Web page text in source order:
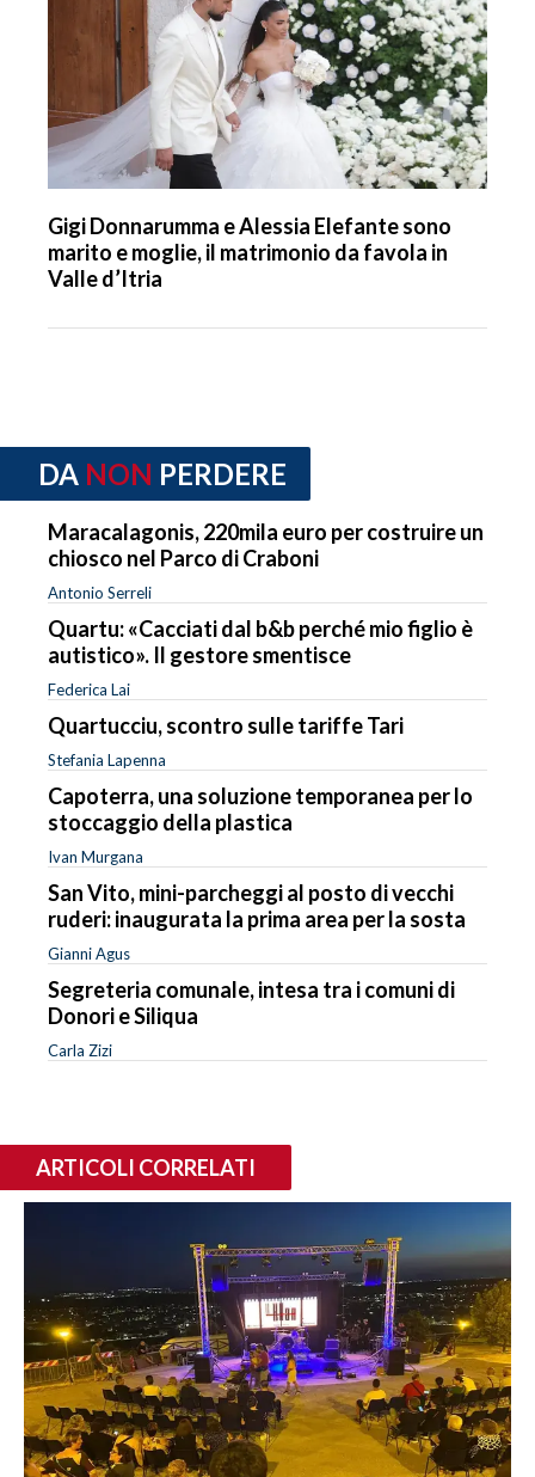
Gigi Donnarumma e Alessia Elefante sono
marito e moglie, il matrimonio da favola in
Valle d’Itria
DA NON PERDERE
Maracalagonis, 220mila euro per costruire un
chiosco nel Parco di Craboni
Antonio Serreli
Quartu: «Cacciati dal b&b perché mio figlio è
autistico». Il gestore smentisce
Federica Lai
Quartucciu, scontro sulle tariffe Tari
Stefania Lapenna
Capoterra, una soluzione temporanea per lo
stoccaggio della plastica
Ivan Murgana
San Vito, mini-parcheggi al posto di vecchi
ruderi: inaugurata la prima area per la sosta
Gianni Agus
Segreteria comunale, intesa tra i comuni di
Donori e Siliqua
Carla Zizi
ARTICOLI CORRELATI